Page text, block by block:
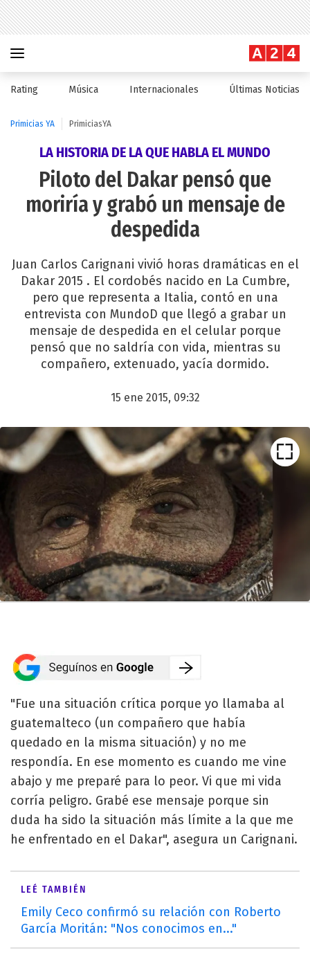
Rating Música Internacionales Últimas Noticias
Primicias YA PrimiciasYA
LA HISTORIA DE LA QUE HABLA EL MUNDO
Piloto del Dakar pensó que
moriría y grabó un mensaje de
despedida
Juan Carlos Carignani vivió horas dramáticas en el
Dakar 2015 . El cordobés nacido en La Cumbre,
pero que representa a Italia, contó en una
entrevista con MundoD que llegó a grabar un
mensaje de despedida en el celular porque
pensó que no saldría con vida, mientras su
compañero, extenuado, yacía dormido.
15 ene 2015, 09:32
"Fue una situación crítica porque yo llamaba al
guatemalteco (un compañero que había
quedado en la misma situación) y no me
respondía. En ese momento es cuando me vine
abajo y me preparé para lo peor. Vi que mi vida
corría peligro. Grabé ese mensaje porque sin
duda ha sido la situación más límite a la que me
he enfrentado en el Dakar", asegura un Carignani.
LEÉ TAMBIÉN
Emily Ceco confirmó su relación con Roberto
García Moritán: "Nos conocimos en..."